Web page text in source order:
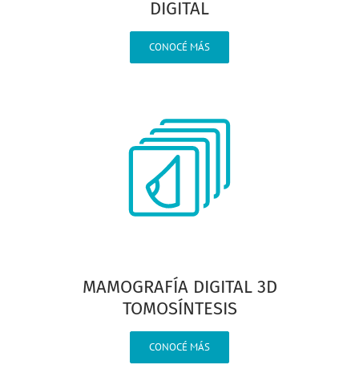
DIGITAL
CONOCÉ MÁS
MAMOGRAFÍA DIGITAL 3D
TOMOSÍNTESIS
CONOCÉ MÁS